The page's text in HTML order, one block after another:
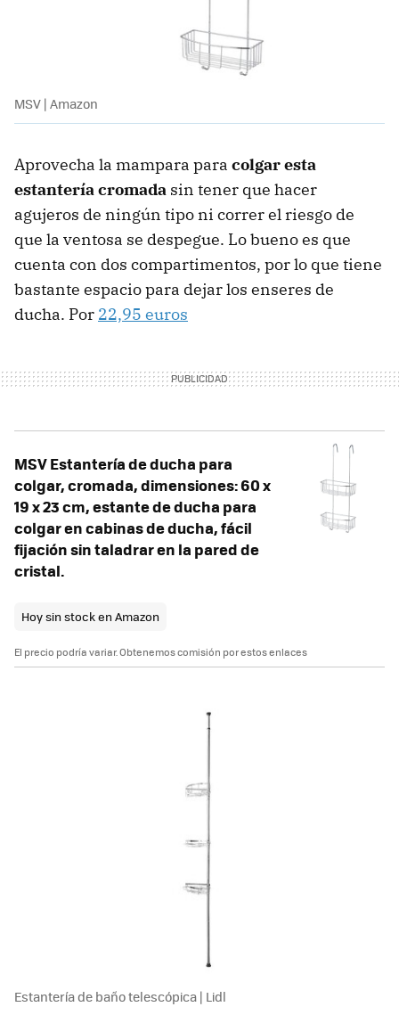
MSV | Amazon
Aprovecha la mampara para colgar esta
estantería cromada sin tener que hacer
agujeros de ningún tipo ni correr el riesgo de
que la ventosa se despegue. Lo bueno es que
cuenta con dos compartimentos, por lo que tiene
bastante espacio para dejar los enseres de
ducha. Por 22,95 euros
MSV Estantería de ducha para
colgar, cromada, dimensiones: 60 x
19 x 23 cm, estante de ducha para
colgar en cabinas de ducha, fácil
fijación sin taladrar en la pared de
cristal.
Hoy sin stock en Amazon
El precio podría variar. Obtenemos comisión por estos enlaces
Estantería de baño telescópica | Lidl